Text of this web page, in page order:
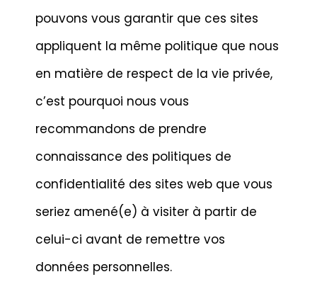
pouvons vous garantir que ces sites
appliquent la même politique que nous
en matière de respect de la vie privée,
c’est pourquoi nous vous
recommandons de prendre
connaissance des politiques de
confidentialité des sites web que vous
seriez amené(e) à visiter à partir de
celui-ci avant de remettre vos
données personnelles.